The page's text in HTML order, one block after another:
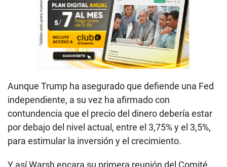
Aunque Trump ha asegurado que defiende una Fed
independiente, a su vez ha afirmado con
contundencia que el precio del dinero debería estar
por debajo del nivel actual, entre el 3,75% y el 3,5%,
para estimular la inversión y el crecimiento.
Y así Warsh encara su primera reunión del Comité